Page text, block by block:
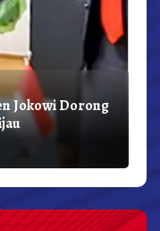
Jokowi Dorong